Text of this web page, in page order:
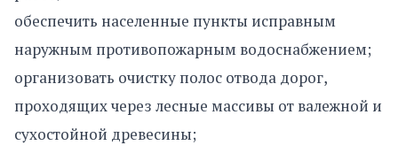
обеспечить населенные пункты исправным
наружным противопожарным водоснабжением;
организовать очистку полос отвода дорог,
проходящих через лесные массивы от валежной и
сухостойной древесины;